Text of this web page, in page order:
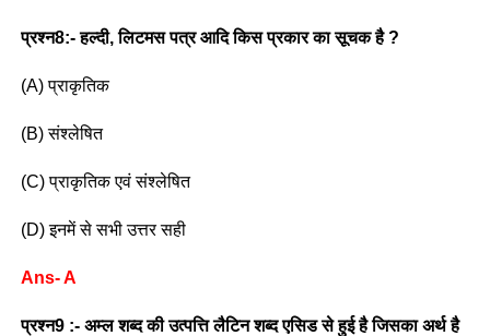
प्रश्न8:- हल्दी, लिटमस पत्र आदि किस प्रकार का सूचक है ?
(A) प्राकृतिक
(B) संश्लेषित
(C) प्राकृतिक एवं संश्लेषित
(D) इनमें से सभी उत्तर सही
Ans- A
प्रश्न9 :- अम्ल शब्द की उत्पत्ति लैटिन शब्द एसिड से हुई है जिसका अर्थ है